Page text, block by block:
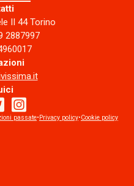
II 44 Torino
2887997
instagram
passate•Privacy policy•Cookie policy